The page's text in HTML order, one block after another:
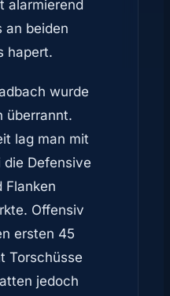
alarmierend
an beiden
hapert.
wurde
überrannt.
lag man mit
Defensive
Flanken
Offensiv
ersten 45
Torschüsse
jedoch